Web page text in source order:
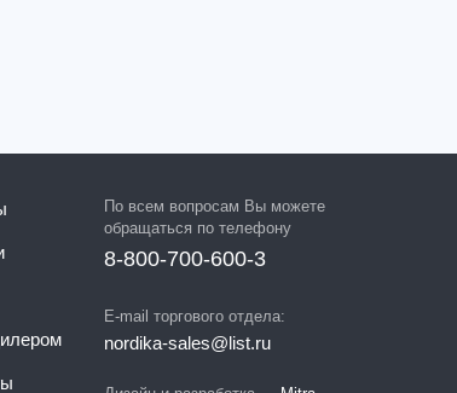
По всем вопросам Вы можете
обращаться по телефону
8-800-700-600-3
E-mail торгового отдела:
nordika-sales@list.ru